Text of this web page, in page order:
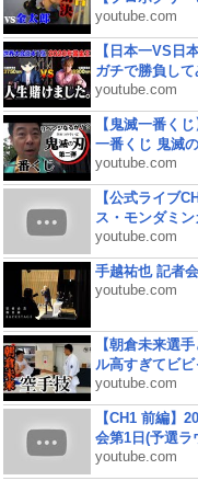
youtube.com
【日本一VS日
ガチで勝負し
youtube.com
【鬼滅一番く
一番くじ 鬼滅
youtube.com
【公式ライブ
ス・モンダミ
youtube.com
手越祐也 記者
youtube.com
【朝倉未来選
ル高すぎてビビ
youtube.com
【CH1 前編】
会第1日(予選ラ
youtube.com